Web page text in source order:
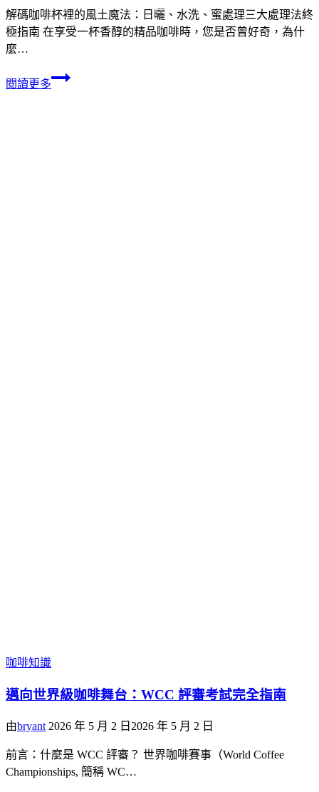
解碼咖啡杯裡的風土魔法：日曬、水洗、蜜處理三大處理法終
極指南 在享受一杯香醇的精品咖啡時，您是否曾好奇，為什
麼…
閱讀更多
咖啡知識
邁向世界級咖啡舞台：WCC 評審考試完全指南
由bryant 2026 年 5 月 2 日 2026 年 5 月 2 日
前言：什麼是 WCC 評審？ 世界咖啡賽事（World Coffee
Championships, 簡稱 WC…